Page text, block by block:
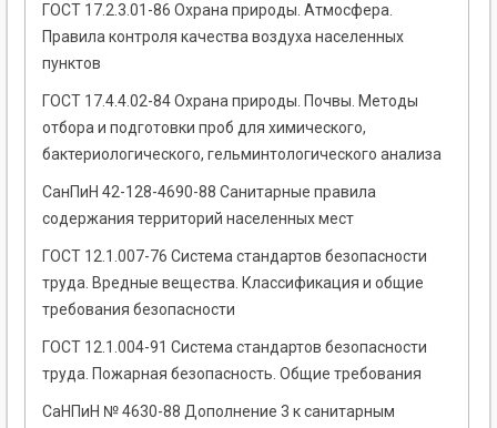
ГОСТ 17.2.3.01-86 Охрана природы. Атмосфера.
Правила контроля качества воздуха населенных
пунктов
ГОСТ 17.4.4.02-84 Охрана природы. Почвы. Методы
отбора и подготовки проб для химического,
бактериологического, гельминтологического анализа
СанПиН 42-128-4690-88 Санитарные правила
содержания территорий населенных мест
ГОСТ 12.1.007-76 Система стандартов безопасности
труда. Вредные вещества. Классификация и общие
требования безопасности
ГОСТ 12.1.004-91 Система стандартов безопасности
труда. Пожарная безопасность. Общие требования
СаНПиН № 4630-88 Дополнение 3 к санитарным